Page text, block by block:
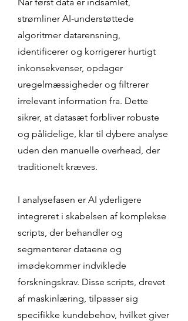
strømliner AI-understøttede
algoritmer datarensning,
identificerer og korrigerer hurtigt
inkonsekvenser, opdager
uregelmæssigheder og filtrerer
irrelevant information fra. Dette
sikrer, at datasæt forbliver robuste
og pålidelige, klar til dybere analyse
uden den manuelle overhead, der
traditionelt kræves.
I analysefasen er AI yderligere
integreret i skabelsen af ​​komplekse
scripts, der behandler og
segmenterer dataene og
imødekommer indviklede
forskningskrav. Disse scripts, drevet
af maskinlæring, tilpasser sig
specifikke kundebehov, hvilket giver